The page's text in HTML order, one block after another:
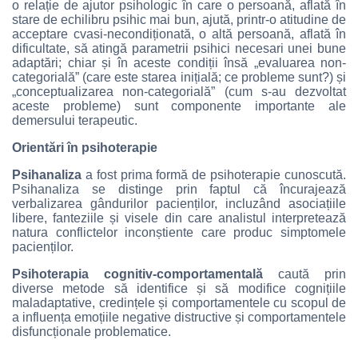
o relație de ajutor psihologic în care o persoană, aflată în
stare de echilibru psihic mai bun, ajută, printr-o atitudine de
acceptare cvasi-necondiționată, o altă persoană, aflată în
dificultate, să atingă parametrii psihici necesari unei bune
adaptări; chiar și în aceste condiții însă „evaluarea non-
categorială” (care este starea inițială; ce probleme sunt?) și
„conceptualizarea non-categorială” (cum s-au dezvoltat
aceste probleme) sunt componente importante ale
demersului terapeutic.
Orientări în psihoterapie
Psihanaliza a fost prima formă de psihoterapie cunoscută.
Psihanaliza se distinge prin faptul că încurajează
verbalizarea gândurilor pacienților, incluzând asociațiile
libere, fanteziile și visele din care analistul interpretează
natura conflictelor inconștiente care produc simptomele
pacienților.
Psihoterapia cognitiv-comportamentală caută prin
diverse metode să identifice și să modifice cognițiile
maladaptative, credințele și comportamentele cu scopul de
a influența emoțiile negative distructive și comportamentele
disfuncționale problematice.